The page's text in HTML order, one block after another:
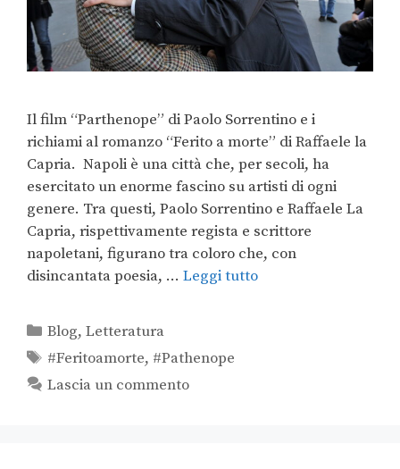
Il film “Parthenope” di Paolo Sorrentino e i
richiami al romanzo “Ferito a morte” di Raffaele la
Capria. Napoli è una città che, per secoli, ha
esercitato un enorme fascino su artisti di ogni
genere. Tra questi, Paolo Sorrentino e Raffaele La
Capria, rispettivamente regista e scrittore
napoletani, figurano tra coloro che, con
disincantata poesia, … Leggi tutto
Blog,Letteratura
#Feritoamorte, #Pathenope
Lascia un commento